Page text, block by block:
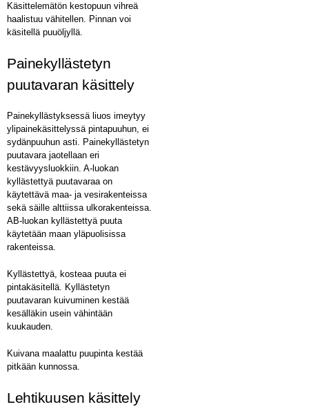
Käsittelemätön kestopuun vihreä
haalistuu vähitellen. Pinnan voi
käsitellä puuöljyllä.
Painekyllästetyn
puutavaran käsittely
Painekyllästyksessä liuos imeytyy
ylipainekäsittelyssä pintapuuhun, ei
sydänpuuhun asti. Painekyllästetyn
puutavara jaotellaan eri
kestävyysluokkiin. A-luokan
kyllästettyä puutavaraa on
käytettävä maa- ja vesirakenteissa
sekä säille alttiissa ulkorakenteissa.
AB-luokan kyllästettyä puuta
käytetään maan yläpuolisissa
rakenteissa.
Kyllästettyä, kosteaa puuta ei
pintakäsitellä. Kyllästetyn
puutavaran kuivuminen kestää
kesälläkin usein vähintään
kuukauden.
Kuivana maalattu puupinta kestää
pitkään kunnossa.
Lehtikuusen käsittely